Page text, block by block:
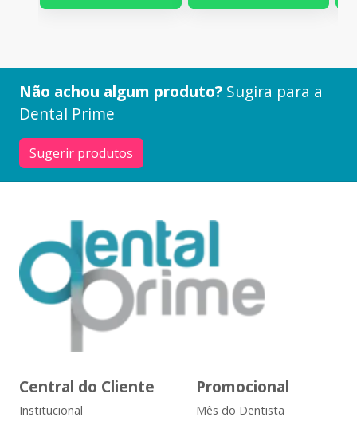
Não achou algum produto? Sugira para a
Dental Prime
Sugerir produtos
Central do Cliente
Institucional
Promocional
Mês do Dentista